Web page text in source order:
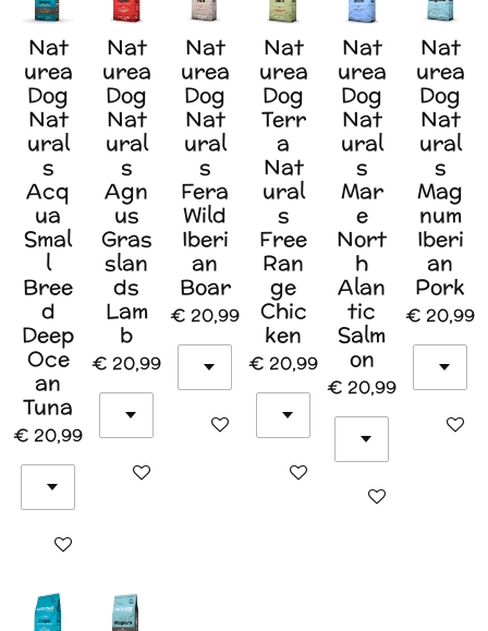
Nat
urea
Dog
Nat
ural
s
Acq
ua
Smal
l
Bree
d
Deep
Oce
an
Tuna
€ 20,99
In winkelwagen
Nat
urea
Dog
Nat
ural
s
Agn
us
Gras
slan
ds
Lam
b
€ 20,99
In winkelwagen
Nat
urea
Dog
Nat
ural
s
Fera
Wild
Iberi
an
Boar
€ 20,99
In winkelwagen
Nat
urea
Dog
Terr
a
Nat
ural
s
Free
Ran
ge
Chic
ken
€ 20,99
In winkelwagen
Nat
urea
Dog
Nat
ural
s
Mar
e
Nort
h
Alan
tic
Salm
on
€ 20,99
In winkelwagen
Nat
urea
Dog
Nat
ural
s
Mag
num
Iberi
an
Pork
€ 20,99
In